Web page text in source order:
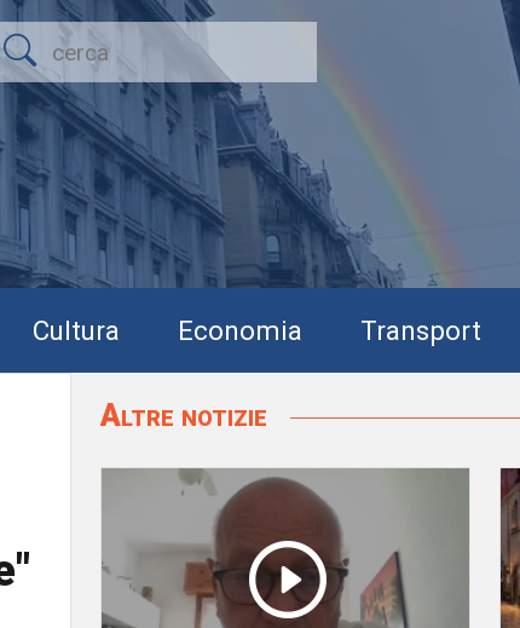
Cultura Economia Transport
Altre notizie